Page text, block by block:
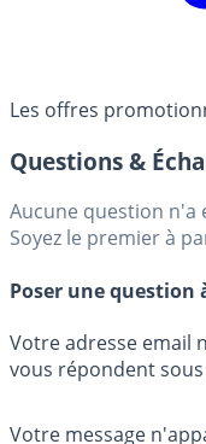
Les offres
Questions &
Aucune question n'a
Soyez le premier à
Poser une question
Votre adresse email
vous répondent
Votre message